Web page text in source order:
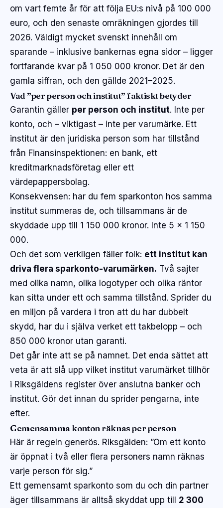
om vart femte år för att följa EU:s nivå på 100 000
euro, och den senaste omräkningen gjordes till
2026. Väldigt mycket svenskt innehåll om
sparande – inklusive bankernas egna sidor – ligger
fortfarande kvar på 1 050 000 kronor. Det är den
gamla siffran, och den gällde 2021–2025.
Vad ”per person och institut” faktiskt betyder
Garantin gäller per person och institut. Inte per
konto, och – viktigast – inte per varumärke. Ett
institut är den juridiska person som har tillstånd
från Finansinspektionen: en bank, ett
kreditmarknadsföretag eller ett
värdepappersbolag.
Konsekvensen: har du fem sparkonton hos samma
institut summeras de, och tillsammans är de
skyddade upp till 1 150 000 kronor. Inte 5 × 1 150
000.
Och det som verkligen fäller folk: ett institut kan
driva flera sparkonto-varumärken. Två sajter
med olika namn, olika logotyper och olika räntor
kan sitta under ett och samma tillstånd. Sprider du
en miljon på vardera i tron att du har dubbelt
skydd, har du i själva verket ett takbelopp – och
850 000 kronor utan garanti.
Det går inte att se på namnet. Det enda sättet att
veta är att slå upp vilket institut varumärket tillhör
i Riksgäldens register över anslutna banker och
institut. Gör det innan du sprider pengarna, inte
efter.
Gemensamma konton räknas per person
Här är regeln generös. Riksgälden: ”Om ett konto
är öppnat i två eller flera personers namn räknas
varje person för sig.”
Ett gemensamt sparkonto som du och din partner
äger tillsammans är alltså skyddat upp till 2 300